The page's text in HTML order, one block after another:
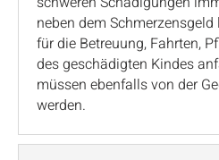
neben dem
für die Betreuung, Fahrten,
des geschädigten Kindes
müssen ebenfalls von der
werden.